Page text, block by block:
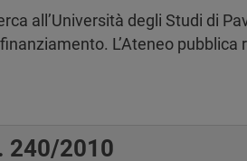
all’Università degli Studi di
L’Ateneo pubblica
240/2010